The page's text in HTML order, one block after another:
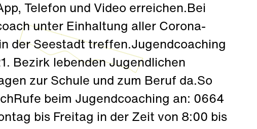
Telefon und Video erreichen.Bei
unter Einhaltung aller Corona-
der Seestadt treffen.Jugendcoaching
Bezirk lebenden Jugendlichen
zur Schule und zum Beruf da.So
beim Jugendcoaching an: 0664
bis Freitag in der Zeit von 8:00 bis